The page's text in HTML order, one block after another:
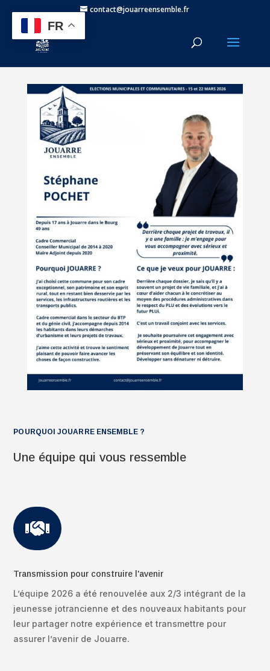
contact@jouarreensemble.fr
POURQUOI JOUARRE ENSEMBLE ?
Une équipe qui vous ressemble

Transmission pour construire l'avenir
L’équipe 2026 a été renouvelée aux 2/3 intégrant de la
jeunesse jotrancienne et des nouveaux habitants pour
leur partager notre expérience et transmettre pour
assurer l’avenir de Jouarre.
FR